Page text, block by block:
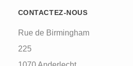
CONTACTEZ-NOUS
Rue de Birmingham
225